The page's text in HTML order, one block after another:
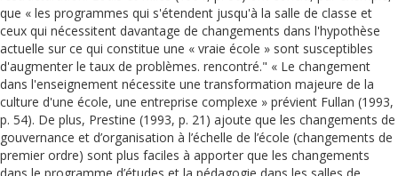
que « les programmes qui s'étendent jusqu'à la salle de classe et
ceux qui nécessitent davantage de changements dans l'hypothèse
actuelle sur ce qui constitue une « vraie école » sont susceptibles
d'augmenter le taux de problèmes. rencontré." « Le changement
dans l'enseignement nécessite une transformation majeure de la
culture d'une école, une entreprise complexe » prévient Fullan (1993,
p. 54). De plus, Prestine (1993, p. 21) ajoute que les changements de
gouvernance et d’organisation à l’échelle de l’école (changements de
premier ordre) sont plus faciles à apporter que les changements
dans le programme d’études et la pédagogie dans les salles de